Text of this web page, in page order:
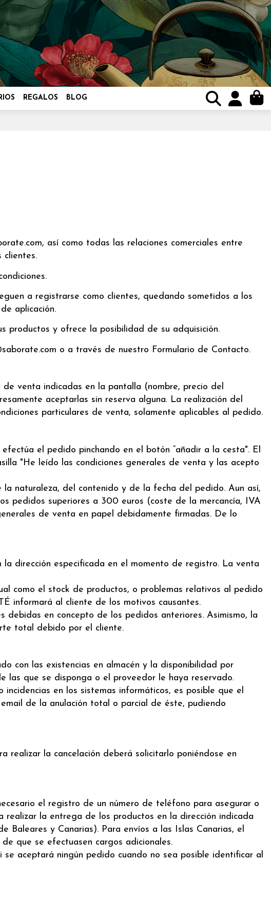
REGALOS BLOG
así como todas las relaciones comerciales entre
clientes.
a registrarse como clientes, quedando sometidos a los
aplicación.
productos y ofrece la posibilidad de su adquisición.
o a través de nuestro Formulario de Contacto.
venta indicadas en la pantalla (nombre, precio del
aceptarlas sin reserva alguna. La realización del
particulares de venta, solamente aplicables al pedido.
el pedido pinchando en el botón “añadir a la cesta". El
"He leído las condiciones generales de venta y las acepto
naturaleza, del contenido y de la fecha del pedido. Aun así,
pedidos superiores a 300 euros (coste de la mercancía, IVA
de venta en papel debidamente firmadas. De lo
dirección especificada en el momento de registro. La venta
como el stock de productos, o problemas relativos al pedido
informará al cliente de los motivos causantes.
en concepto de los pedidos anteriores. Asimismo, la
total debido por el cliente.
con las existencias en almacén y la disponibilidad por
las que se disponga o el proveedor le haya reservado.
en los sistemas informáticos, es posible que el
de la anulación total o parcial de éste, pudiendo
realizar la cancelación deberá solicitarlo poniéndose en
el registro de un número de teléfono para asegurar o
la entrega de los productos en la dirección indicada
Baleares y Canarias). Para envíos a las Islas Canarias, el
que se efectuasen cargos adicionales.
aceptará ningún pedido cuando no sea posible identificar al